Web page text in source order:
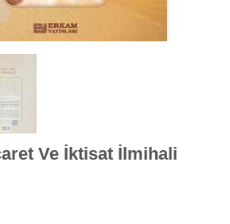
Ve İktisat İlmihali